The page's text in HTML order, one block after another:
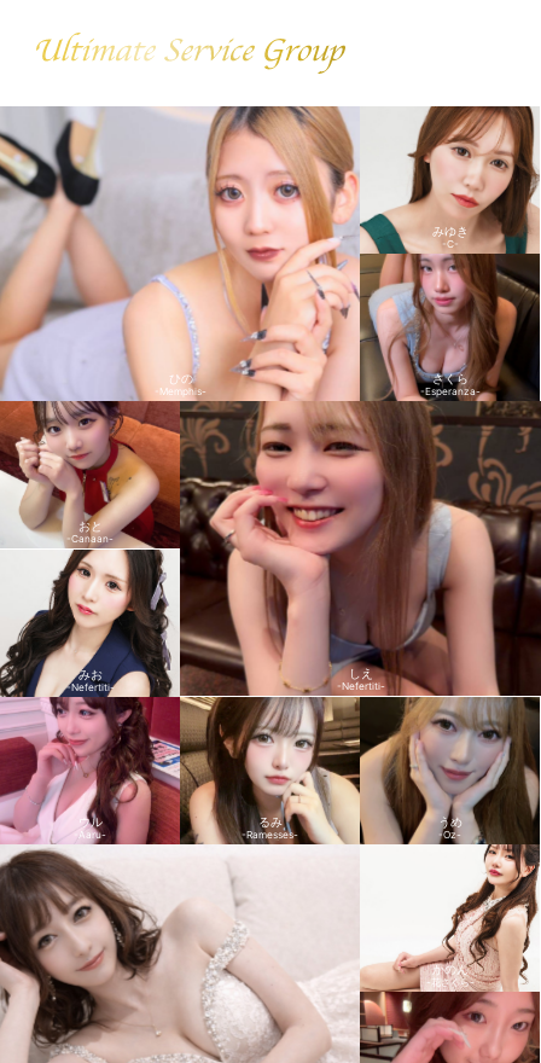
ひの
-Memphis-
みゆき
-C-
さくら
-Esperanza-
おと
-Canaan-
しえ
-Nefertiti-
みお
-Nefertiti-
ウル
-Aaru-
るみ
-Ramesses-
うめ
-Oz-
かのん
-花さくら-